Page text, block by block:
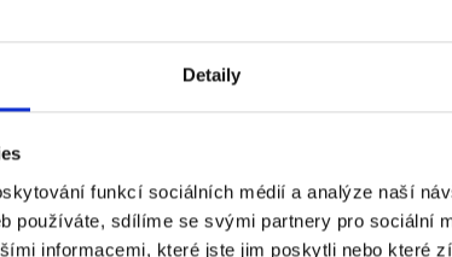
Detaily
funkcí sociálních médií a analýze naší
používáte, sdílíme se svými partnery pro sociální
informacemi, které jste jim poskytli nebo které